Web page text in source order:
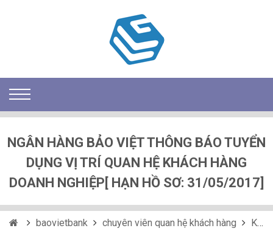
NGÂN HÀNG BẢO VIỆT THÔNG BÁO TUYỂN
DỤNG VỊ TRÍ QUAN HỆ KHÁCH HÀNG
DOANH NGHIỆP[ HẠN HỒ SƠ: 31/05/2017]
baovietbank chuyên viên quan hệ khách hàng Khách hàng doanh nghiệp